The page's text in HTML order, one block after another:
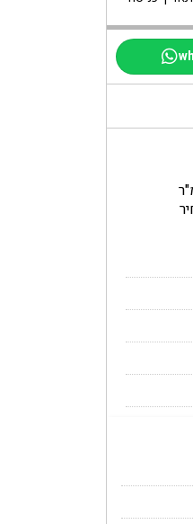
תמ"א , 2 חדרים כ 45 מ"ר